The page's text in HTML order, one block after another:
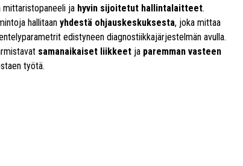
mittaristopaneeli ja hyvin sijoitetut hallintalaitteet.
hallitaan yhdestä ohjauskeskuksesta, joka mittaa
edistyneen diagnostiikkajärjestelmän avulla.
samanaikaiset liikkeetja paremman vasteen
työtä.